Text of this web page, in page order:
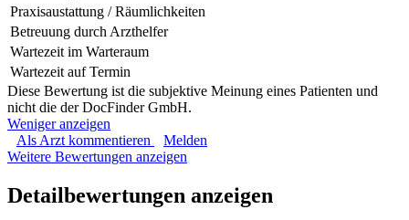
Praxisaustattung / Räumlichkeiten
Betreuung durch Arzthelfer
Wartezeit im Warteraum
Wartezeit auf Termin
Diese Bewertung ist die subjektive Meinung eines Patienten und
nicht die der DocFinder GmbH.
Weniger anzeigen
Als Arzt kommentieren
Melden
Weitere Bewertungen anzeigen
Detailbewertungen anzeigen